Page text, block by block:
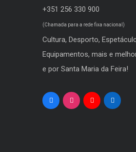
+351 256 330 900
(Chamada para a rede fixa nacional)
Cultura, Desporto,
Equipamentos, mais e
e por Santa Maria da Feira!